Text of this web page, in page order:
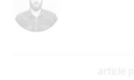
article